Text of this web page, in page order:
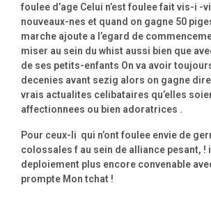
foulee d’age Celui n’est foulee fait vis-i -
nouveaux-nes et quand on gagne 50
marche ajoute a l’egard de
miser au sein du whist aussi bien que
de ses petits-enfants On va avoir
decenies avant sezig alors on gagne
vrais actualites celibataires qu’elles
affectionnees ou bien adoratrices .
Pour ceux-li qui n’ont foulee envie de
colossales f au sein de alliance pesant, !
deploiement plus encore convenable
prompte Mon tchat !